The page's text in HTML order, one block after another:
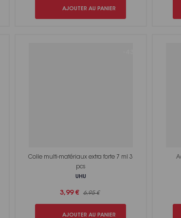
AJOUTER AU PANIER
Colle multi-matériaux extra forte 7 ml 3
pcs
UHU
3,99 € 6,95 €
AJOUTER AU PANIER